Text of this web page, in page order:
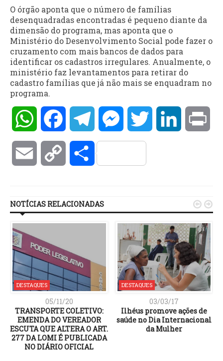
O órgão aponta que o número de famílias
desenquadradas encontradas é pequeno diante da
dimensão do programa, mas aponta que o
Ministério do Desenvolvimento Social pode fazer o
cruzamento com mais bancos de dados para
identificar os cadastros irregulares. Anualmente, o
ministério faz levantamentos para retirar do
cadastro famílias que já não mais se enquadram no
programa.
WhatsAppFacebookTelegramMessengerTwitter LinkedIn
Email Copy Compartilhar
NOTÍCIAS RELACIONADAS
DESTAQUES
05/11/20
TRANSPORTE COLETIVO:
EMENDA DO VEREADOR
ESCUTA QUE ALTERA O ART.
277 DA LOMI É PUBLICADA
NO DIÁRIO OFICIAL
DESTAQUES
03/03/17
Ilhéus promove ações de
saúde no Dia Internacional
da Mulher
 